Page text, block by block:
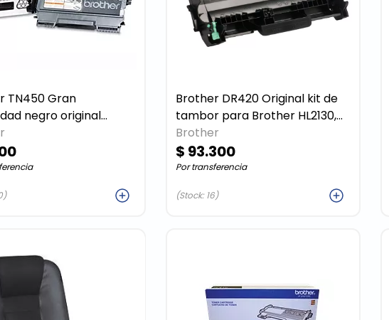
Gran
original
de tóner
Brother DR420 Original kit de
tambor para Brother HL2130,
2220, 2230, 2240, 2270, 2275,
2280, MFC
Brother
$ 93.300
Por transferencia
(Stock: 16)